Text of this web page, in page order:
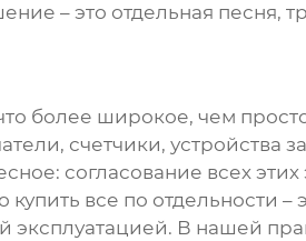
– это отдельная песня,
более широкое, чем
счетчики, устройства
согласование всех
все по отдельности –
эксплуатацией. В нашей